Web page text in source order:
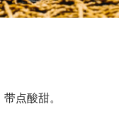
点酸甜。